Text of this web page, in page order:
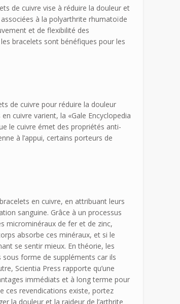
de cuivre vise à réduire la douleur et
à la polyarthrite rhumatoïde
et de flexibilité des
bracelets sont bénéfiques pour les
de cuivre pour réduire la douleur
cuivre varient, la «Gale Encyclopedia
le cuivre émet des propriétés anti-
à l’appui, certains porteurs de
en cuivre, en attribuant leurs
sanguine. Grâce à un processus
microminéraux de fer et de zinc,
absorbe ces minéraux, et si le
se sentir mieux. En théorie, les
forme de suppléments car ils
Scientia Press rapporte qu’une
immédiats et à long terme pour
ces revendications existe, portez
la douleur et la raideur de l’arthrite